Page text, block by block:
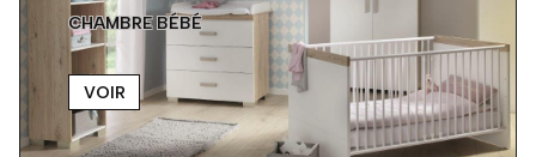
CHAMBRE BÉBÉ
VOIR